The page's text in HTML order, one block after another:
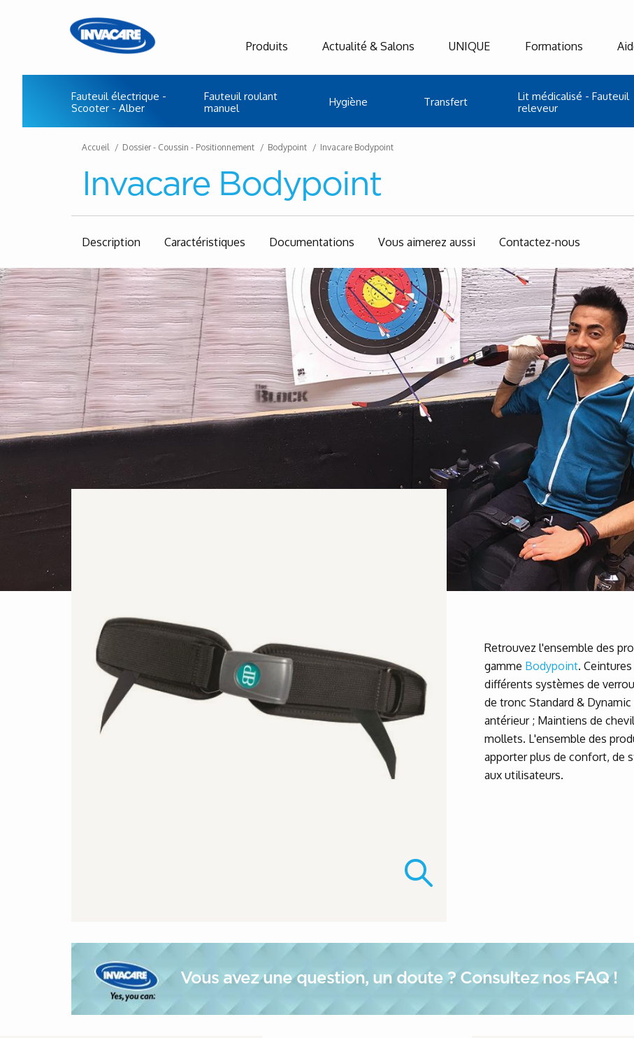
Produits
Fauteuil électrique -
Scooter - Alber
Fauteuil roulant
manuel
Hygiène Transfert
Lit médicalisé - Fauteuil
releveur
Actualité & Salons UNIQUE Formations
Accueil Dossier - Coussin - Positionnement Bodypoint Invacare Bodypoint
Invacare Bodypoint
Description Caractéristiques Documentations Vous aimerez aussi Contactez-nous
Retrouvez l'ensemble des
gamme Bodypoint.
différents systèmes de
de tronc Standard &
antérieur ; Maintiens de
mollets. L'ensemble des
apporter plus de confort, de
aux utilisateurs.
Vous avez une question, un doute ? Consultez nos FAQ !